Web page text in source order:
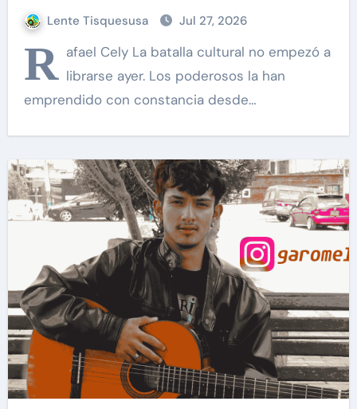
Lente Tisquesusa Jul 27, 2026
R afael Cely La batalla cultural no empezó a
librarse ayer. Los poderosos la han
emprendido con constancia desde…